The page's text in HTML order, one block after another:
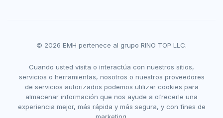
© 2026 EMH pertenece al grupo RINO TOP LLC.
Cuando usted visita o interactúa con nuestros sitios,
servicios o herramientas, nosotros o nuestros proveedores
de servicios autorizados podemos utilizar cookies para
almacenar información que nos ayude a ofrecerle una
experiencia mejor, más rápida y más segura, y con fines de